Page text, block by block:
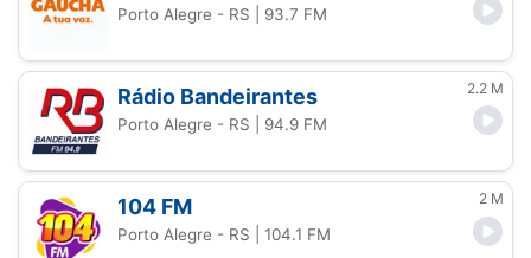
Porto Alegre - RS | 93.7 FM
Rádio Bandeirantes 2.2 M
Porto Alegre - RS | 94.9 FM
104 FM 2 M
Porto Alegre - RS | 104.1 FM